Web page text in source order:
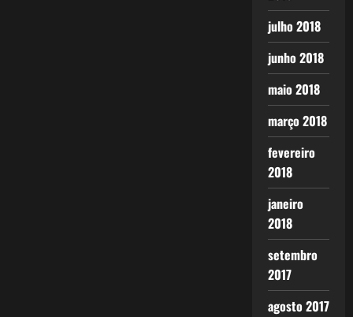
julho 2018
junho 2018
maio 2018
março 2018
fevereiro
2018
janeiro
2018
setembro
2017
agosto 2017